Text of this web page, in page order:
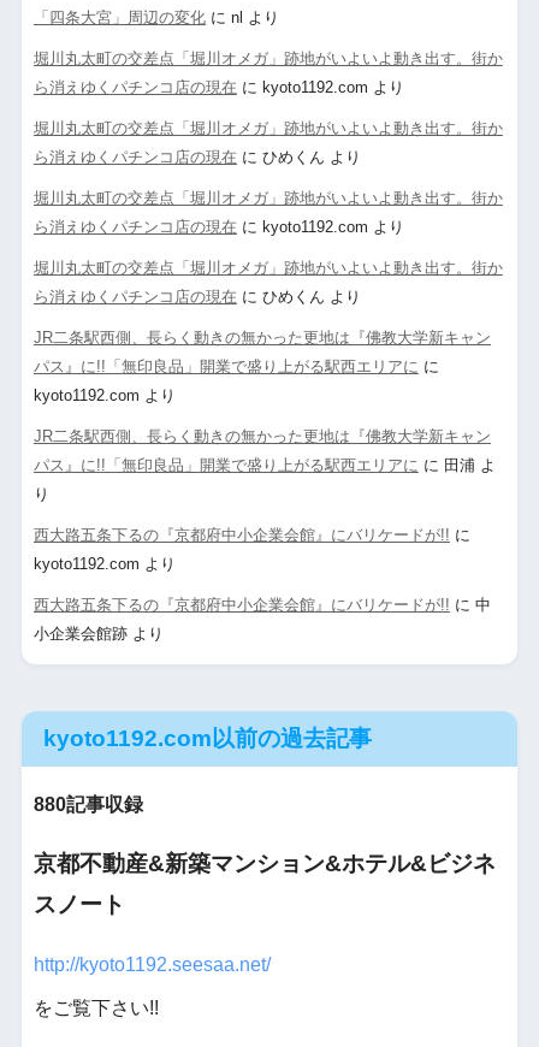
「四条大宮」周辺の変化に nl より
堀川丸太町の交差点「堀川オメガ」跡地がいよいよ動き出す。街か
ら消えゆくパチンコ店の現在 に kyoto1192.com より
堀川丸太町の交差点「堀川オメガ」跡地がいよいよ動き出す。街か
ら消えゆくパチンコ店の現在 に ひめくん より
堀川丸太町の交差点「堀川オメガ」跡地がいよいよ動き出す。街か
ら消えゆくパチンコ店の現在 に kyoto1192.com より
堀川丸太町の交差点「堀川オメガ」跡地がいよいよ動き出す。街か
ら消えゆくパチンコ店の現在 に ひめくん より
JR二条駅西側、長らく動きの無かった更地は『佛教大学新キャン
パス』に!!「無印良品」開業で盛り上がる駅西エリアに に
kyoto1192.com より
JR二条駅西側、長らく動きの無かった更地は『佛教大学新キャン
パス』に!!「無印良品」開業で盛り上がる駅西エリアに に 田浦よ
り
西大路五条下るの『京都府中小企業会館』にバリケードが!! に
kyoto1192.com より
西大路五条下るの『京都府中小企業会館』にバリケードが!! に 中
小企業会館跡より
kyoto1192.com以前の過去記事
880記事収録
京都不動産&新築マンション&ホテル&ビジネ
スノート
http://kyoto1192.seesaa.net/
をご覧下さい!!